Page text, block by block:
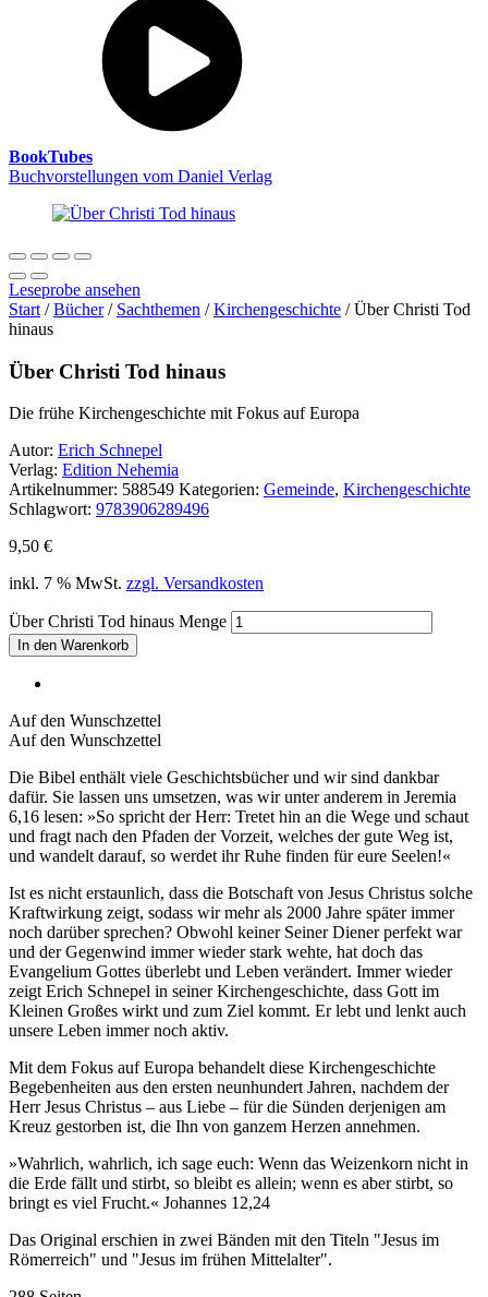
BookTubes
Buchvorstellungen vom Daniel Verlag
Leseprobe ansehen
Start /Bücher/ Sachthemen /Kirchengeschichte / Über Christi Tod
hinaus
Über Christi Tod hinaus
Die frühe Kirchengeschichte mit Fokus auf Europa
Autor: Erich Schnepel
Verlag: Edition Nehemia
Artikelnummer: 588549 Kategorien: Gemeinde, Kirchengeschichte
Schlagwort: 9783906289496
9,50 €
inkl. 7 % MwSt. zzgl. Versandkosten
Über Christi Tod hinaus Menge
In den Warenkorb
Auf den Wunschzettel
Auf den Wunschzettel
Die Bibel enthält viele Geschichtsbücher und wir sind dankbar
dafür. Sie lassen uns umsetzen, was wir unter anderem in Jeremia
6,16 lesen: »So spricht der Herr: Tretet hin an die Wege und schaut
und fragt nach den Pfaden der Vorzeit, welches der gute Weg ist,
und wandelt darauf, so werdet ihr Ruhe finden für eure Seelen!«
Ist es nicht erstaunlich, dass die Botschaft von Jesus Christus solche
Kraftwirkung zeigt, sodass wir mehr als 2000 Jahre später immer
noch darüber sprechen? Obwohl keiner Seiner Diener perfekt war
und der Gegenwind immer wieder stark wehte, hat doch das
Evangelium Gottes überlebt und Leben verändert. Immer wieder
zeigt Erich Schnepel in seiner Kirchengeschichte, dass Gott im
Kleinen Großes wirkt und zum Ziel kommt. Er lebt und lenkt auch
unsere Leben immer noch aktiv.
Mit dem Fokus auf Europa behandelt diese Kirchengeschichte
Begebenheiten aus den ersten neunhundert Jahren, nachdem der
Herr Jesus Christus – aus Liebe – für die Sünden derjenigen am
Kreuz gestorben ist, die Ihn von ganzem Herzen annehmen.
»Wahrlich, wahrlich, ich sage euch: Wenn das Weizenkorn nicht in
die Erde fällt und stirbt, so bleibt es allein; wenn es aber stirbt, so
bringt es viel Frucht.« Johannes 12,24
Das Original erschien in zwei Bänden mit den Titeln "Jesus im
Römerreich" und "Jesus im frühen Mittelalter".